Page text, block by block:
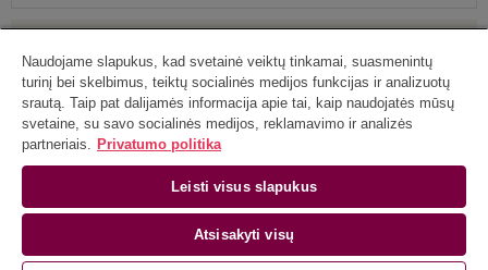
MOKSLINĖ PRODUKCIJA
MOKSLINIAI IR KITI PROJEKTAI
Vilniaus universiteto Duomenų mokslo ir skaitmeninių technologijų institutas |
Akademijos g. 4, LT-08412 Vilnius
Tel. +370 5 210 9300, el. p.info@mii.vu.lt
Naudojame slapukus, kad svetainė veiktų tinkamai, suasmenintų
turinį bei skelbimus, teiktų socialinės medijos funkcijas ir analizuotų
srautą. Taip pat dalijamės informacija apie tai, kaip naudojatės mūsų
svetaine, su savo socialinės medijos, reklamavimo ir analizės
partneriais. Privatumo politika
Leisti visus slapukus
Atsisakyti visų